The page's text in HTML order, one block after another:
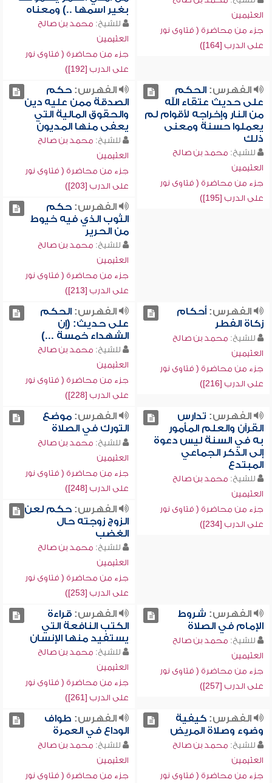
العثيمين
جزء من محاضرة ( فتاوى نور
على الدرب [164])
بغير اسمها ..) ومعناه
للشيخ: محمد بن صالح
العثيمين
جزء من محاضرة ( فتاوى نور
على الدرب [192])
الفهرس:الحكم
على حديث عتقاء الله
من النار وإخراجه لأقوام لم
يعملوا حسنة ومعنى
ذلك
للشيخ: محمد بن صالح
العثيمين
جزء من محاضرة ( فتاوى نور
على الدرب [195])
الفهرس:حكم
الصدقة ممن عليه دين
والحقوق المالية التي
يعفى منها المديون
للشيخ: محمد بن صالح
العثيمين
جزء من محاضرة ( فتاوى نور
على الدرب [203])
الفهرس:حكم
الثوب الذي فيه خيوط
من الحرير
للشيخ: محمد بن صالح
العثيمين
جزء من محاضرة ( فتاوى نور
على الدرب [213])
الفهرس:أحكام
زكاة الفطر
للشيخ: محمد بن صالح
العثيمين
جزء من محاضرة ( فتاوى نور
على الدرب [216])
الفهرس:الحكم
على حديث: (إن
الشهداء خمسة ...)
للشيخ: محمد بن صالح
العثيمين
جزء من محاضرة ( فتاوى نور
على الدرب [228])
الفهرس: تدارس
القرآن والعلم المأمور
به في السنة ليس دعوة
إلى الذكر الجماعي
المبتدع
للشيخ: محمد بن صالح
العثيمين
جزء من محاضرة ( فتاوى نور
على الدرب [234])
الفهرس:موضع
التورك في الصلاة
للشيخ: محمد بن صالح
العثيمين
جزء من محاضرة ( فتاوى نور
على الدرب [248])
الفهرس:حكم لعن
الزوج زوجته حال
الغضب
للشيخ: محمد بن صالح
العثيمين
جزء من محاضرة ( فتاوى نور
على الدرب [253])
الفهرس: شروط
الإمام في الصلاة
للشيخ: محمد بن صالح
العثيمين
جزء من محاضرة ( فتاوى نور
على الدرب [257])
الفهرس:قراءة
الكتب النافعة التي
يستفيد منها الإنسان
للشيخ: محمد بن صالح
العثيمين
جزء من محاضرة ( فتاوى نور
على الدرب [261])
الفهرس:كيفية
وضوء وصلاة المريض
للشيخ: محمد بن صالح
العثيمين
جزء من محاضرة ( فتاوى نور
الفهرس: طواف
الوداع في العمرة
للشيخ: محمد بن صالح
العثيمين
جزء من محاضرة ( فتاوى نور